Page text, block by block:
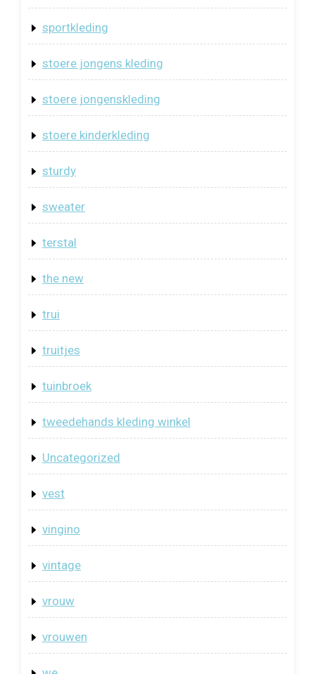
sportkleding
stoere jongens kleding
stoere jongenskleding
stoere kinderkleding
sturdy
sweater
terstal
the new
trui
truitjes
tuinbroek
tweedehands kleding winkel
Uncategorized
vest
vingino
vintage
vrouw
vrouwen